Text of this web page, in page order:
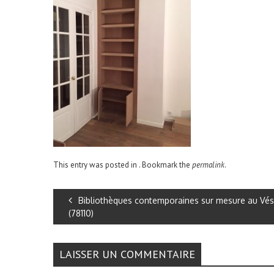
This entry was posted in . Bookmark the permalink.
Bibliothèques contemporaines sur mesure au
(78110)
LAISSER UN COMMENTAIRE